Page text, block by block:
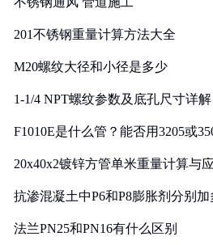
201不锈钢重量计算方法大全
M20螺纹大径和小径是多少
1-1/4 NPT螺纹参数及底孔尺寸详解
F1010E是什么管？能否用3205或
20x40x2镀锌方管单米重量计算与
抗渗混凝土中P6和P8膨胀剂分别加
法兰PN25和PN16有什么区别